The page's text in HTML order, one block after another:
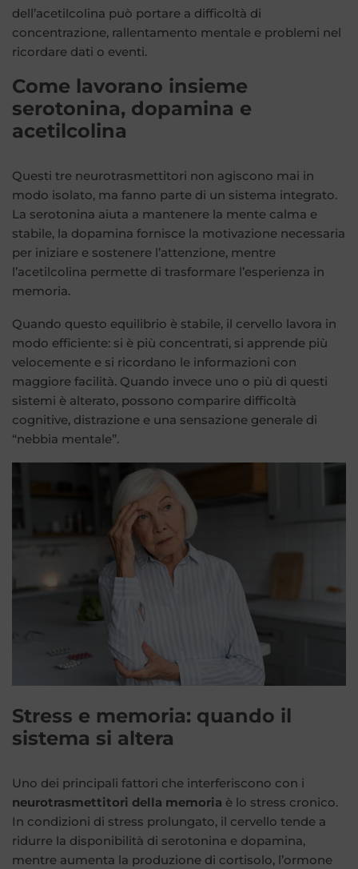
dell’acetilcolina può portare a difficoltà di
concentrazione, rallentamento mentale e problemi nel
ricordare dati o eventi.
Come lavorano insieme
serotonina, dopamina e
acetilcolina
Questi tre neurotrasmettitori non agiscono mai in
modo isolato, ma fanno parte di un sistema integrato.
La serotonina aiuta a mantenere la mente calma e
stabile, la dopamina fornisce la motivazione necessaria
per iniziare e sostenere l’attenzione, mentre
l’acetilcolina permette di trasformare l’esperienza in
memoria.
Quando questo equilibrio è stabile, il cervello lavora in
modo efficiente: si è più concentrati, si apprende più
velocemente e si ricordano le informazioni con
maggiore facilità. Quando invece uno o più di questi
sistemi è alterato, possono comparire difficoltà
cognitive, distrazione e una sensazione generale di
“nebbia mentale”.
Stress e memoria: quando il
sistema si altera
Uno dei principali fattori che interferiscono con i
neurotrasmettitori della memoria è lo stress cronico.
In condizioni di stress prolungato, il cervello tende a
ridurre la disponibilità di serotonina e dopamina,
mentre aumenta la produzione di cortisolo, l’ormone